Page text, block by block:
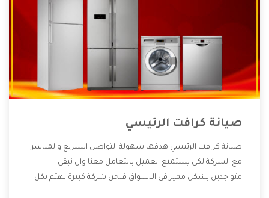
صيانة كرافت الرئيسي
صيانة كرافت الرئيسي هدفها سهولة التواصل السريع والمباشر
مع الشركة لكى يستمتع العميل بالتعامل معنا وان نبقى
متواجدين بشكل مميز فى الاسواق فنحن شركة كبيرة نهتم بكل